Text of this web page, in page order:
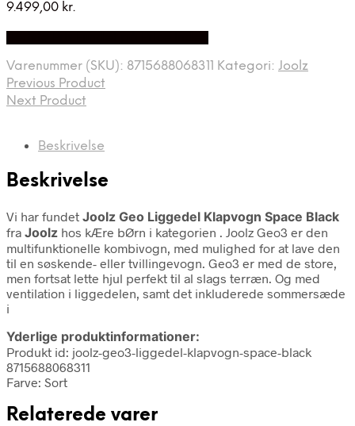
9.499,00 kr.
Varenummer (SKU): 8715688068311 Kategori: Joolz
Previous Product
Next Product
Beskrivelse
Beskrivelse
Vi har fundet Joolz Geo Liggedel Klapvogn Space Black
fra Joolz hos kÆre bØrn i kategorien . Joolz Geo3 er den
multifunktionelle kombivogn, med mulighed for at lave den
til en søskende- eller tvillingevogn. Geo3 er med de store,
men fortsat lette hjul perfekt til al slags terræn. Og med
ventilation i liggedelen, samt det inkluderede sommersæde
i
Yderlige produktinformationer:
Produkt id: joolz-geo3-liggedel-klapvogn-space-black
8715688068311
Farve: Sort
Relaterede varer